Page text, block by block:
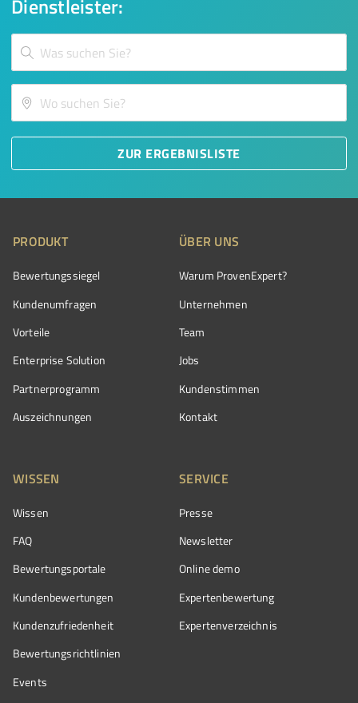
Dienstleister:
ZUR ERGEBNISLISTE
PRODUKT
Bewertungssiegel
Kundenumfragen
Vorteile
Enterprise Solution
Partnerprogramm
Auszeichnungen
ÜBER UNS
Warum ProvenExpert?
Unternehmen
Team
Jobs
Kundenstimmen
Kontakt
WISSEN
Wissen
FAQ
Bewertungsportale
Kundenbewertungen
Kundenzufriedenheit
Bewertungs­richtlinien
Events
SERVICE
Presse
Newsletter
Online demo
Expertenbewertung
Expertenverzeichnis